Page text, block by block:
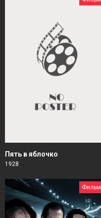
Пять в яблочко
1928
Фильм